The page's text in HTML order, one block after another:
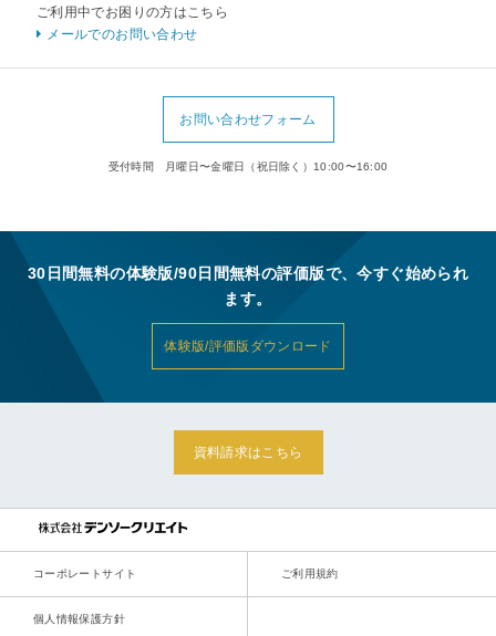
ご利用中でお困りの方はこちら
メールでのお問い合わせ
お問い合わせフォーム
受付時間 月曜日〜金曜日（祝日除く）10:00〜16:00
30日間無料の体験版/90日間無料の評価版で、今すぐ始められ
ます。
体験版/評価版ダウンロード
資料請求はこちら
コーポレートサイト ご利用規約
個人情報保護方針